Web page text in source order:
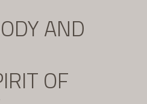
AND
OF